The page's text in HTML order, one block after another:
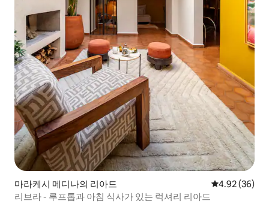
마라케시 메디나의 리아드 평점 4.92점(5
4.92 (36)
리브라 - 루프톱과 아침 식사가 있는 럭셔리 리아드